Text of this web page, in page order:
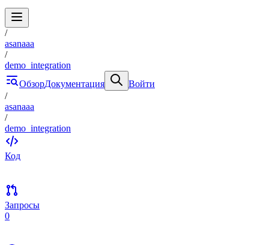
/
asanaaa
/
demo_integration
ОбзорДокументация
Войти
/
asanaaa
/
demo_integration
Код
Запросы
0